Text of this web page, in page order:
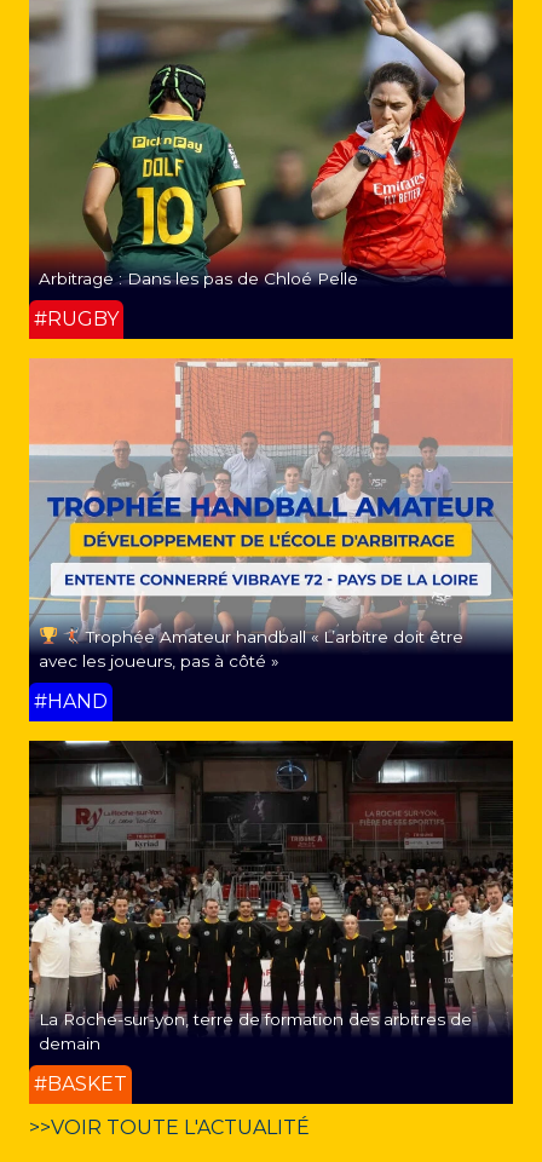
Arbitrage : Dans les pas de Chloé Pelle
#RUGBY
Trophée Amateur handball « L’arbitre doit être
avec les joueurs, pas à côté »
#HAND
La Roche-sur-yon, terre de formation des arbitres de
demain
#BASKET
>>VOIR TOUTE L'ACTUALITÉ